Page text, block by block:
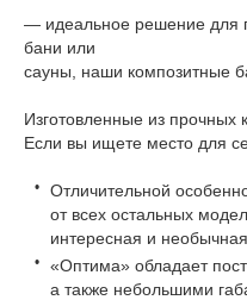
— идеальное решение для
бани или
сауны, наши композитные
Изготовленные из прочных
Если вы ищете место для
Отличительной
от всех остальных
интересная и
«Оптима» обладает
а также небольшими